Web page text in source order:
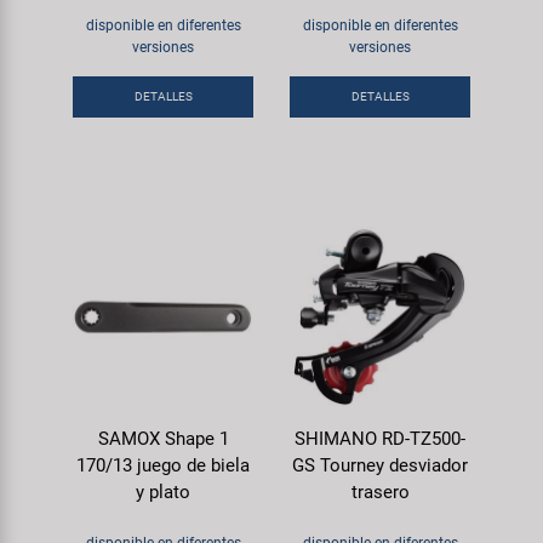
disponible en diferentes
versiones
DETALLES
disponible en diferentes
versiones
DETALLES
SAMOX Shape 1
170/13 juego de biela
y plato
SHIMANO RD-TZ500-
GS Tourney desviador
trasero